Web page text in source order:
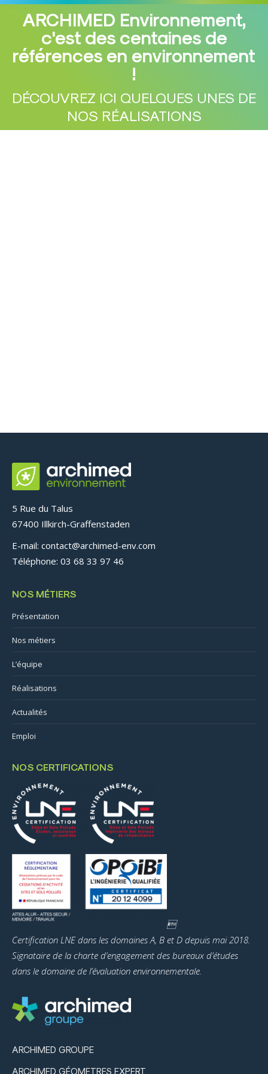
ARCHIMED Environnement,
c'est des centaines de
références en environnement
!
DÉCOUVREZ ICI QUELQUES UNES DE
NOS RÉALISATIONS
Vous êtes ici :
5 Rue du Talus
67400 Illkirch-Graffenstaden
E-mail: contact@archimed-env.com
Téléphone: 03 68 33 97 46
NOS MÉTIERS
Présentation
Nos métiers
L’équipe
Réalisations
Actualités
Emploi
NOS CERTIFICATIONS

Certification LNE dans les domaines A, B et D depuis mai 2018.
Signataire de la charte d’engagement des bureaux d’études
dans le domaine de l’évaluation environnementale.
ARCHIMED GROUPE
ARCHIMED GÉOMETRES EXPERT